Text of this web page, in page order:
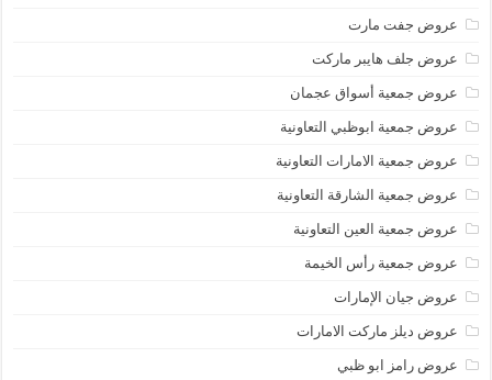
عروض جفت مارت
عروض جلف هايبر ماركت
عروض جمعية أسواق عجمان
عروض جمعية ابوظبي التعاونية
عروض جمعية الامارات التعاونية
عروض جمعية الشارقة التعاونية
عروض جمعية العين التعاونية
عروض جمعية رأس الخيمة
عروض جيان الإمارات
عروض ديلز ماركت الامارات
عروض رامز ابو ظبي